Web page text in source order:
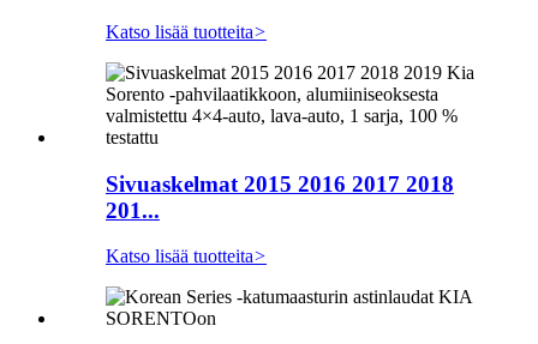
Katso lisää tuotteita>
Sivuaskelmat 2015 2016 2017 2018
201...
Katso lisää tuotteita>